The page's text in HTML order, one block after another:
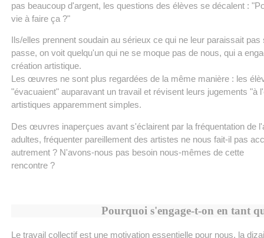
pas beaucoup d'argent, les questions des élèves se décalent :
vie à faire ça ?"
Ils/elles prennent soudain au sérieux ce qui ne leur paraissait
passe, on voit quelqu'un qui ne se moque pas de nous, qui a
création artistique.
Les œuvres ne sont plus regardées de la même manière : les
"évacuaient" auparavant un travail et révisent leurs jugements
artistiques apparemment simples.
Des œuvres inaperçues avant s'éclairent par la fréquentation
adultes, fréquenter pareillement des artistes ne nous fait-il pas
autrement ? N'avons-nous pas besoin nous-mêmes de cette
rencontre ?
Pourquoi s'engage-t-on en tant
Le travail collectif est une motivation essentielle pour nous, la